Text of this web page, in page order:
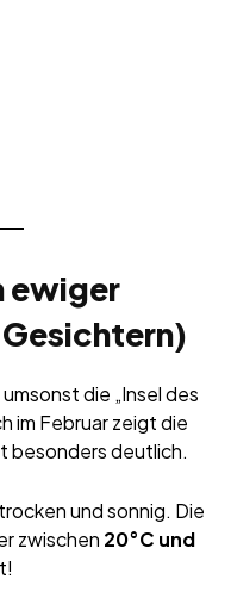
ewiger
die „Insel des
im Februar zeigt die
besonders deutlich.
und sonnig. Die
zwischen 20°C und